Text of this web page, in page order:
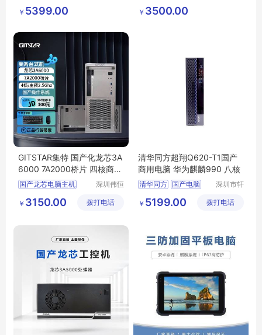
海光工业电脑IPC
3600
厂家定制国产机器
桌面国产海光工控
￥ 5399.00
海光处理器电脑
￥ 3500.00
GITSTAR集特 国产化龙芯3A
6000 7A2000桥片 四核商用
台式主机GPC-160
国产龙芯电脑主机
龙芯3A6000处理器
国产化台式机
深圳伟恒
公司
￥ 3150.00 拨打电话
清华同方超翔Q620-T1国产
商用电脑 华为麒麟990 八核
清华同方 国产电脑
深圳市轩
有限公司
￥ 5199.00 拨打电话